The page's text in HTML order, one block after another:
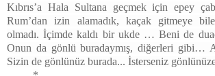
Kıbrıs’a Hala Sultana geçmek için epey
Rum’dan izin alamadık, kaçak gitmeye
olmadı. İçimde kaldı bir ukde … Beni de
Onun da gönlü buradaymış, diğerleri gibi…
Sizin de gönlünüz burada... İsterseniz